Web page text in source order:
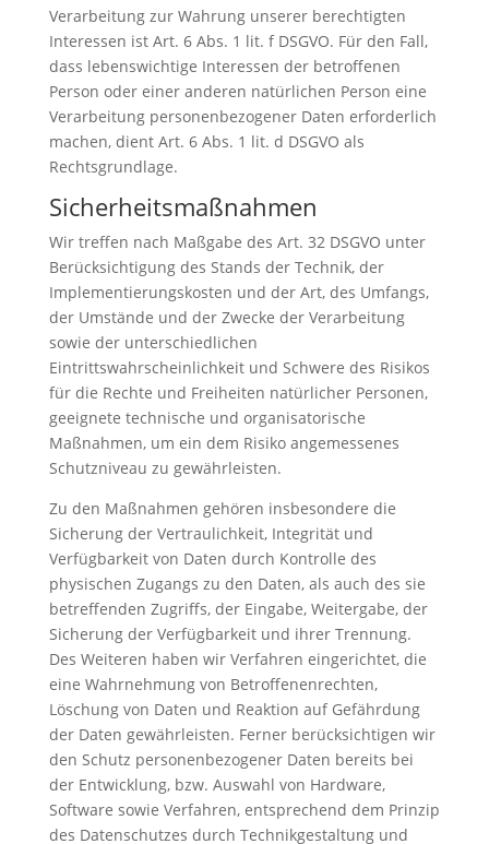
Verarbeitung zur Wahrung unserer berechtigten
Interessen ist Art. 6 Abs. 1 lit. f DSGVO. Für den Fall,
dass lebenswichtige Interessen der betroffenen
Person oder einer anderen natürlichen Person eine
Verarbeitung personenbezogener Daten erforderlich
machen, dient Art. 6 Abs. 1 lit. d DSGVO als
Rechtsgrundlage.
Sicherheitsmaßnahmen
Wir treffen nach Maßgabe des Art. 32 DSGVO unter
Berücksichtigung des Stands der Technik, der
Implementierungskosten und der Art, des Umfangs,
der Umstände und der Zwecke der Verarbeitung
sowie der unterschiedlichen
Eintrittswahrscheinlichkeit und Schwere des Risikos
für die Rechte und Freiheiten natürlicher Personen,
geeignete technische und organisatorische
Maßnahmen, um ein dem Risiko angemessenes
Schutzniveau zu gewährleisten.
Zu den Maßnahmen gehören insbesondere die
Sicherung der Vertraulichkeit, Integrität und
Verfügbarkeit von Daten durch Kontrolle des
physischen Zugangs zu den Daten, als auch des sie
betreffenden Zugriffs, der Eingabe, Weitergabe, der
Sicherung der Verfügbarkeit und ihrer Trennung.
Des Weiteren haben wir Verfahren eingerichtet, die
eine Wahrnehmung von Betroffenenrechten,
Löschung von Daten und Reaktion auf Gefährdung
der Daten gewährleisten. Ferner berücksichtigen wir
den Schutz personenbezogener Daten bereits bei
der Entwicklung, bzw. Auswahl von Hardware,
Software sowie Verfahren, entsprechend dem Prinzip
des Datenschutzes durch Technikgestaltung und